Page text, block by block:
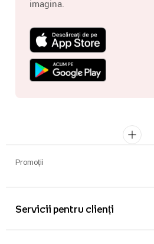
imagina.
Promoții
Servicii pentru clienți